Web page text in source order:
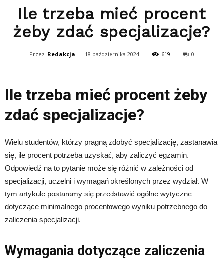
Ile trzeba mieć procent
żeby zdać specjalizacje?
Przez Redakcja - 18 października 2024 619 0
Ile trzeba mieć procent żeby
zdać specjalizacje?
Wielu studentów, którzy pragną zdobyć specjalizację, zastanawia
się, ile procent potrzeba uzyskać, aby zaliczyć egzamin.
Odpowiedź na to pytanie może się różnić w zależności od
specjalizacji, uczelni i wymagań określonych przez wydział. W
tym artykule postaramy się przedstawić ogólne wytyczne
dotyczące minimalnego procentowego wyniku potrzebnego do
zaliczenia specjalizacji.
Wymagania dotyczące zaliczenia